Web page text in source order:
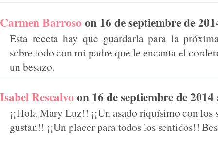
Carmen Barroso on 16 de septiembre de
Esta receta hay que guardarla para la
sobre todo con mi padre que le encanta el
un besazo.
Isabel Rescalvo on 16 de septiembre de
¡¡Hola Mary Luz!! ¡¡Un asado riquísimo con los
gustan!! ¡¡Un placer para todos los sentidos!!